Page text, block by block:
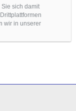
sich damit
wir in unserer